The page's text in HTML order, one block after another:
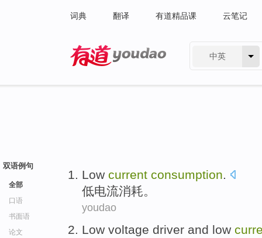
词典 翻译 有道精品课 云笔记
中英
双语例句
全部
口语
书面语
论文
Low current consumption.
低电流消耗。
youdao
Low voltage driver and low